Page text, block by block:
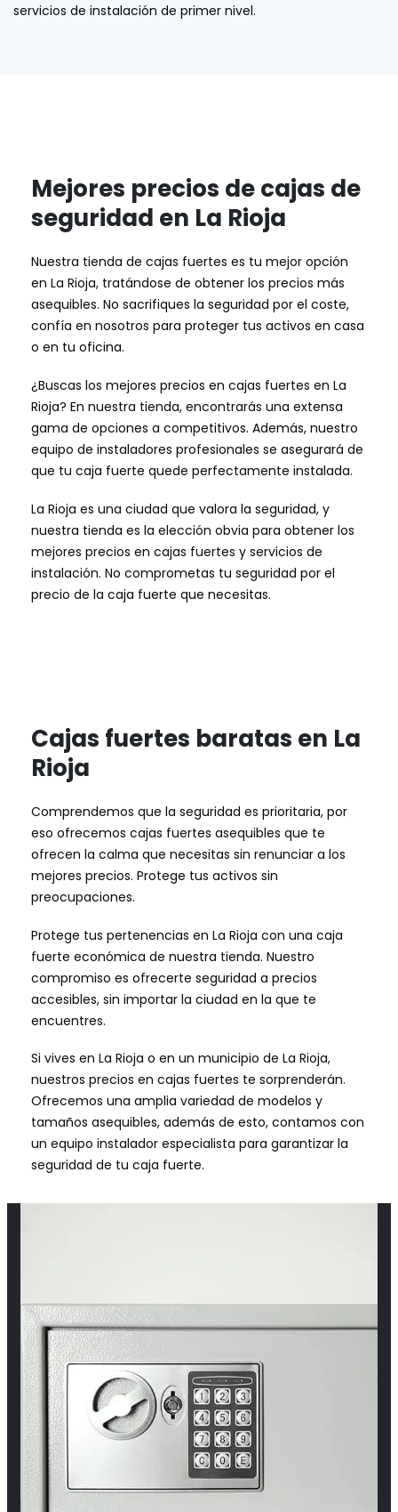
servicios de instalación de primer nivel.
Mejores precios de cajas de
seguridad en La Rioja
Nuestra tienda de cajas fuertes es tu mejor opción
en La Rioja, tratándose de obtener los precios más
asequibles. No sacrifiques la seguridad por el coste,
confía en nosotros para proteger tus activos en casa
o en tu oficina.
¿Buscas los mejores precios en cajas fuertes en La
Rioja? En nuestra tienda, encontrarás una extensa
gama de opciones a competitivos. Además, nuestro
equipo de instaladores profesionales se asegurará de
que tu caja fuerte quede perfectamente instalada.
La Rioja es una ciudad que valora la seguridad, y
nuestra tienda es la elección obvia para obtener los
mejores precios en cajas fuertes y servicios de
instalación. No comprometas tu seguridad por el
precio de la caja fuerte que necesitas.
Cajas fuertes baratas en La
Rioja
Comprendemos que la seguridad es prioritaria, por
eso ofrecemos cajas fuertes asequibles que te
ofrecen la calma que necesitas sin renunciar a los
mejores precios. Protege tus activos sin
preocupaciones.
Protege tus pertenencias en La Rioja con una caja
fuerte económica de nuestra tienda. Nuestro
compromiso es ofrecerte seguridad a precios
accesibles, sin importar la ciudad en la que te
encuentres.
Si vives en La Rioja o en un municipio de La Rioja,
nuestros precios en cajas fuertes te sorprenderán.
Ofrecemos una amplia variedad de modelos y
tamaños asequibles, además de esto, contamos con
un equipo instalador especialista para garantizar la
seguridad de tu caja fuerte.